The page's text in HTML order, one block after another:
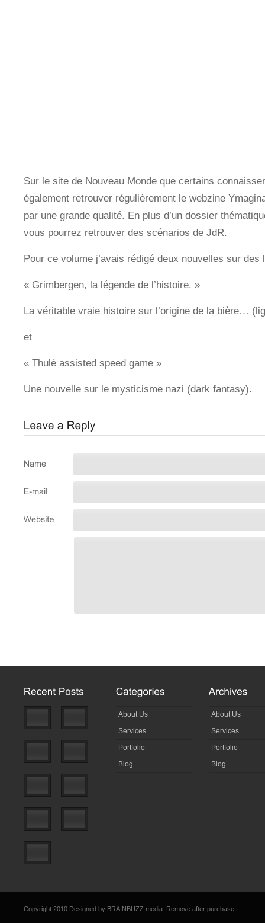
Sur le site de Nouveau Monde que certains
également retrouver régulièrement le webzine
par une grande qualité. En plus d’un dossier
vous pourrez retrouver des scénarios de JdR.
Pour ce volume j’avais rédigé deux nouvelles sur des
« Grimbergen, la légende de l’histoire. »
La véritable vraie histoire sur l’origine de la bière…
et
« Thulé assisted speed game »
Une nouvelle sur le mysticisme nazi (dark fantasy).
About Us
Services
Portfolio
Blog
About Us
Services
Portfolio
Blog
Copyright 2010 Designed by BRAINBUZZ media . Remove after purchase.